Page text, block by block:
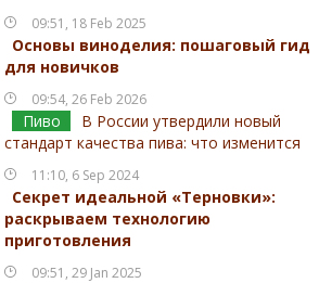
09:51, 18 Feb 2025
Основы виноделия: пошаговый гид
для новичков
09:54, 26 Feb 2026
Пиво
В России утвердили новый
стандарт качества пива: что изменится
11:10, 6 Sep 2024
Секрет идеальной «Терновки»:
раскрываем технологию
приготовления
09:51, 29 Jan 2025